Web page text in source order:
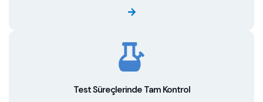
Test Süreçlerinde Tam Kontrol